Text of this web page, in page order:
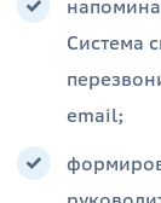
Система
email;